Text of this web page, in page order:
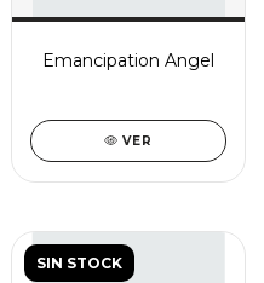
Emancipation Angel
VER
SIN STOCK